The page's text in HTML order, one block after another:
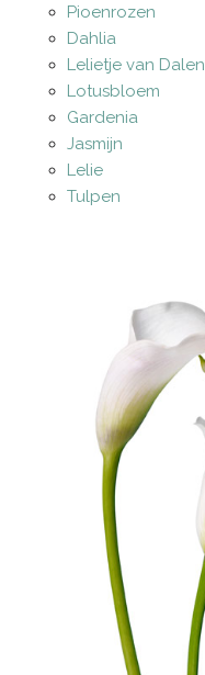
Pioenrozen
Dahlia
Lelietje van Dalen
Lotusbloem
Gardenia
Jasmijn
Lelie
Tulpen